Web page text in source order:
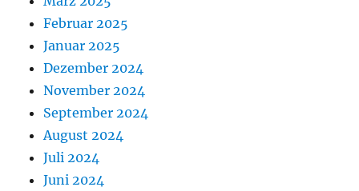
Februar 2025
Januar 2025
Dezember 2024
November 2024
September 2024
August 2024
Juli 2024
Juni 2024